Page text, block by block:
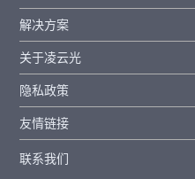
解决方案
关于凌云光
隐私政策
友情链接
联系我们